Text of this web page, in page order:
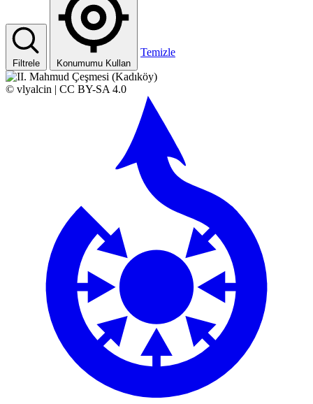
Filtrele Konumumu Kullan
Temizle
© vlyalcin | CC BY-SA 4.0